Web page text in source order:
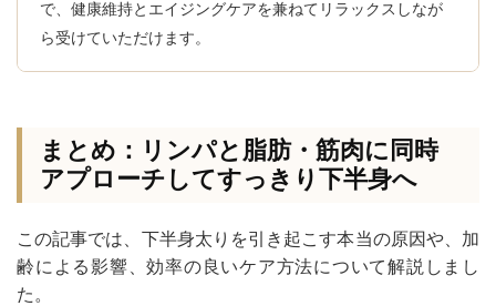
で、健康維持とエイジングケアを兼ねてリラックスしなが
ら受けていただけます。
まとめ：リンパと脂肪・筋肉に同時
アプローチしてすっきり下半身へ
この記事では、下半身太りを引き起こす本当の原因や、加
齢による影響、効率の良いケア方法について解説しまし
た。